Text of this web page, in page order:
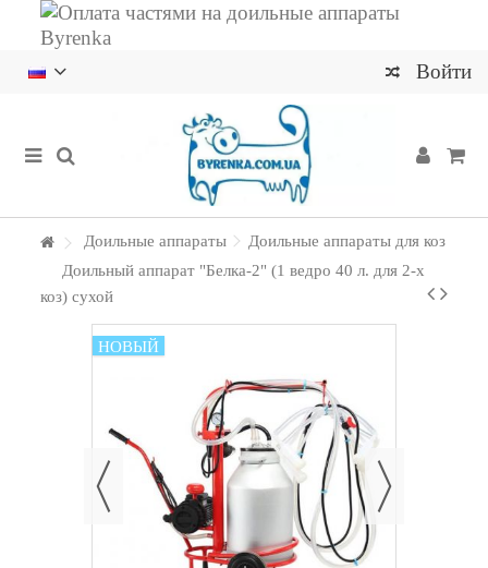
Войти
Доильные аппараты
Доильные аппараты для коз
Доильный аппарат "Белка-2" (1 ведро 40 л. для 2-х
коз) сухой
НОВЫЙ